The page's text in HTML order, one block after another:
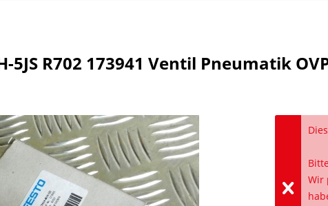
R702 173941 Ventil Pneumatik
Wir